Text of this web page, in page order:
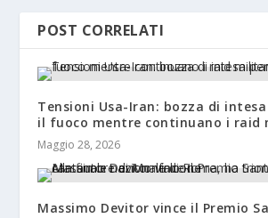
POST CORRELATI
Tensioni Usa-Iran: bozza di
il fuoco mentre continuano i raid
Maggio 28, 2026
Massimo Devitor vince il Premio